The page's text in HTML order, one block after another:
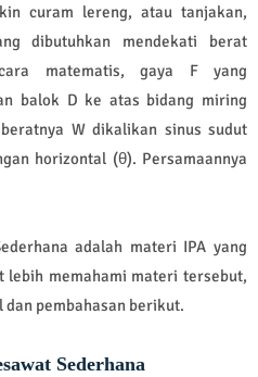
curam lereng, atau tanjakan,
dibutuhkan mendekati berat
matematis, gaya F yang
balok D ke atas bidang miring
W dikalikan sinus sudut
horizontal (θ). Persamaannya
adalah materi IPA yang
memahami materi tersebut,
pembahasan berikut.
Sederhana